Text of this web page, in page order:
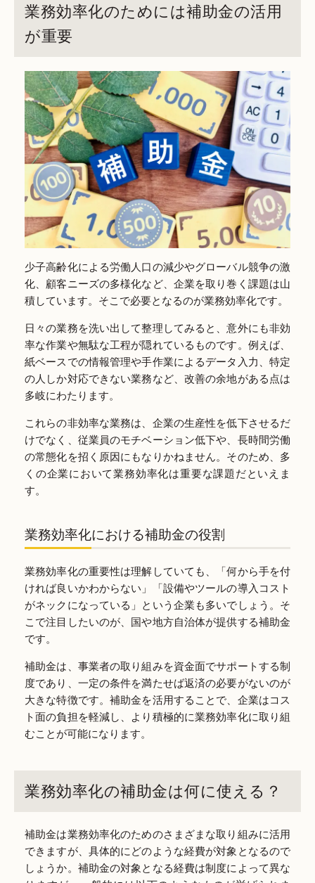
業務効率化のためには補助金の活用
が重要
少子高齢化による労働人口の減少やグローバル競争の激
化、顧客ニーズの多様化など、企業を取り巻く課題は山
積しています。そこで必要となるのが業務効率化です。
日々の業務を洗い出して整理してみると、意外にも非効
率な作業や無駄な工程が隠れているものです。例えば、
紙ベースでの情報管理や手作業によるデータ入力、特定
の人しか対応できない業務など、改善の余地がある点は
多岐にわたります。
これらの非効率な業務は、企業の生産性を低下させるだ
けでなく、従業員のモチベーション低下や、長時間労働
の常態化を招く原因にもなりかねません。そのため、多
くの企業において業務効率化は重要な課題だといえま
す。
業務効率化における補助金の役割
業務効率化の重要性は理解していても、「何から手を付
ければ良いかわからない」「設備やツールの導入コスト
がネックになっている」という企業も多いでしょう。そ
こで注目したいのが、国や地方自治体が提供する補助金
です。
補助金は、事業者の取り組みを資金面でサポートする制
度であり、一定の条件を満たせば返済の必要がないのが
大きな特徴です。補助金を活用することで、企業はコス
ト面の負担を軽減し、より積極的に業務効率化に取り組
むことが可能になります。
業務効率化の補助金は何に使える？
補助金は業務効率化のためのさまざまな取り組みに活用
できますが、具体的にどのような経費が対象となるので
しょうか。補助金の対象となる経費は制度によって異な